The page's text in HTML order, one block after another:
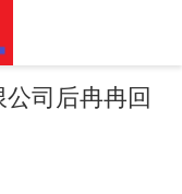
司后冉冉回